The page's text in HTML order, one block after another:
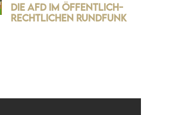
Die AfD im öffentlich-
rechtlichen Rundfunk